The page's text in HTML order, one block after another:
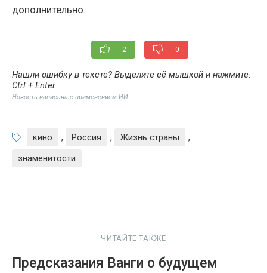
дополнительно.
2 0
Нашли ошибку в тексте? Выделите её мышкой и нажмите:
Ctrl + Enter.
Новость написана с применением ИИ
кино , Россия , Жизнь страны
,
знаменитости
ЧИТАЙТЕ ТАКЖЕ
Предсказания Ванги о будущем